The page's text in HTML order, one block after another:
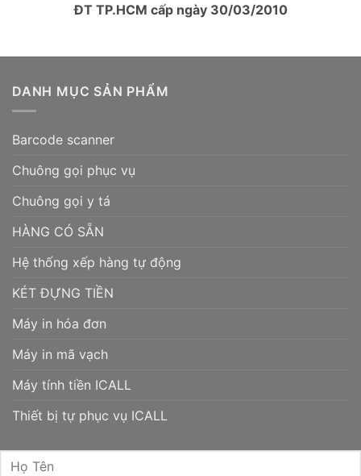
ĐT TP.HCM cấp ngày 30/03/2010
DANH MỤC SẢN PHẨM
Barcode scanner
Chuông gọi phục vụ
Chuông gọi y tá
HÀNG CÓ SẴN
Hệ thống xếp hàng tự động
KÉT ĐỰNG TIỀN
Máy in hóa đơn
Máy in mã vạch
Máy tính tiền ICALL
Thiết bị tự phục vụ ICALL